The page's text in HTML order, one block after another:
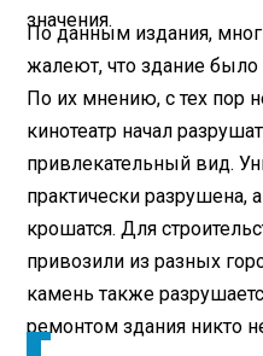
значения.
По данным издания,
жалеют, что здание было
По их мнению, с тех пор
кинотеатр начал
привлекательный вид.
практически разрушена,
крошатся. Для
привозили из разных
камень также
ремонтом здания никто